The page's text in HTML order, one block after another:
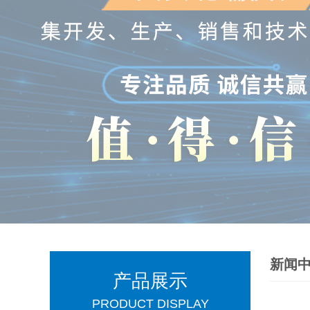
产品展示
PRODUCT DISPLAY
新闻